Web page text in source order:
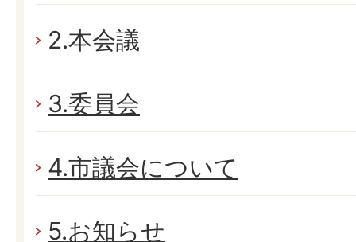
2.本会議
3.委員会
4.市議会について
5.お知らせ